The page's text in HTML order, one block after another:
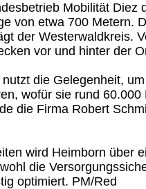
Mobilität Diez
von etwa 700 Metern.
der Westerwaldkreis.
vor und hinter der
die Gelegenheit,
wofür sie rund
die Firma Robert
wird Heimborn über
die
optimiert. PM/Red